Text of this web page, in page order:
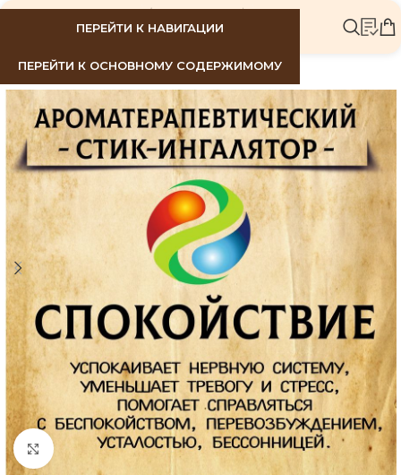
ПЕРЕЙТИ К НАВИГАЦИИ
ПЕРЕЙТИ К ОСНОВНОМУ СОДЕРЖИМОМУ
РАСПР
Нажмите, чтобы увеличить